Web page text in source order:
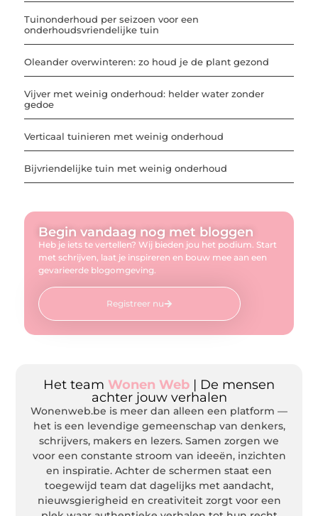
Tuinonderhoud per seizoen voor een
onderhoudsvriendelijke tuin
Oleander overwinteren: zo houd je de plant gezond
Vijver met weinig onderhoud: helder water zonder
gedoe
Verticaal tuinieren met weinig onderhoud
Bijvriendelijke tuin met weinig onderhoud
Begin vandaag nog met bloggen
Heb je iets te vertellen? Wij bieden jou het podium. Start
met schrijven, laat je inspireren en bouw mee aan een
gevarieerde blogomgeving.
Registreer nu
Het team Wonen Web | De mensen
achter jouw verhalen
Wonenweb.be is meer dan alleen een platform —
het is een levendige gemeenschap van denkers,
schrijvers, makers en lezers. Samen zorgen we
voor een constante stroom van ideeën, inzichten
en inspiratie. Achter de schermen staat een
toegewijd team dat dagelijks met aandacht,
nieuwsgierigheid en creativiteit zorgt voor een